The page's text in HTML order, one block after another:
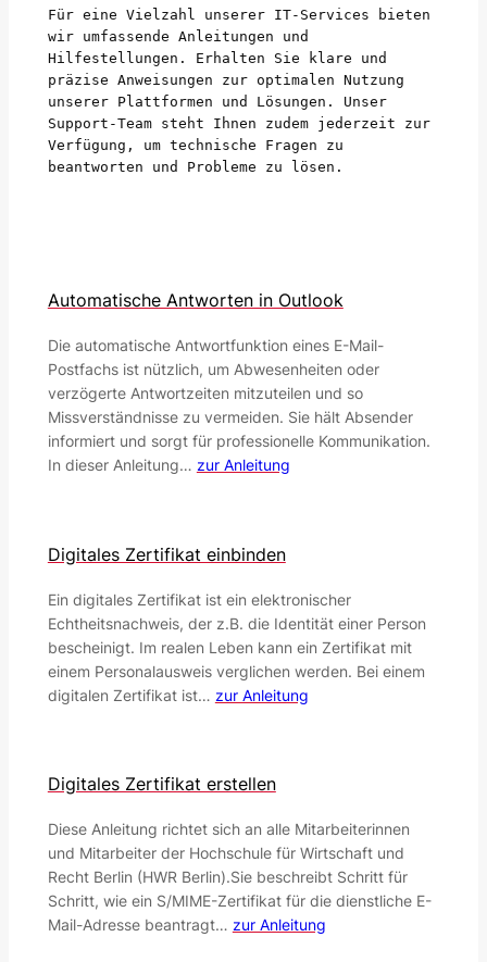
Für eine Vielzahl unserer IT-Services bieten
wir umfassende Anleitungen und
Hilfestellungen. Erhalten Sie klare und
präzise Anweisungen zur optimalen Nutzung
unserer Plattformen und Lösungen. Unser
Support-Team steht Ihnen zudem jederzeit zur
Verfügung, um technische Fragen zu
beantworten und Probleme zu lösen.
Automatische Antworten in Outlook
Die automatische Antwortfunktion eines E-Mail-
Postfachs ist nützlich, um Abwesenheiten oder
verzögerte Antwortzeiten mitzuteilen und so
Missverständnisse zu vermeiden. Sie hält Absender
informiert und sorgt für professionelle Kommunikation.
In dieser Anleitung… zur Anleitung
Digitales Zertifikat einbinden
Ein digitales Zertifikat ist ein elektronischer
Echtheitsnachweis, der z.B. die Identität einer Person
bescheinigt. Im realen Leben kann ein Zertifikat mit
einem Personalausweis verglichen werden. Bei einem
digitalen Zertifikat ist… zur Anleitung
Digitales Zertifikat erstellen
Diese Anleitung richtet sich an alle Mitarbeiterinnen
und Mitarbeiter der Hochschule für Wirtschaft und
Recht Berlin (HWR Berlin).Sie beschreibt Schritt für
Schritt, wie ein S/MIME-Zertifikat für die dienstliche E-
Mail-Adresse beantragt… zur Anleitung